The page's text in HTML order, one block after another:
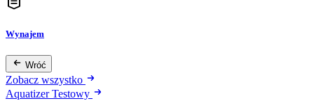
Wynajem
Wróć
Zobacz wszystko
Aquatizer Testowy